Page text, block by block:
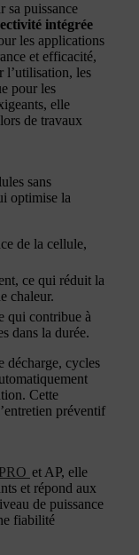
sa puissance
intégrée
les applications
et efficacité,
l’utilisation, les
pour les
elle
de travaux
sans
optimise la
de la cellule,
ce qui réduit la
chaleur.
qui contribue à
dans la durée.
décharge, cycles
Cette
préventif
et AP, elle
et répond aux
de puissance
fiabilité